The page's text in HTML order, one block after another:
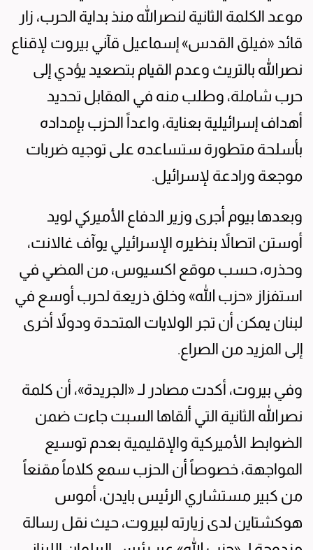
موعد الكلمة الثانية لنصرالله منذ بداية الحرب، زار
قائد «فيلق القدس» إسماعيل قآني بيروت لإقناع
نصرالله بالتريث وعدم القيام بتصعيد يؤدي إلى
حرب شاملة، وطلب منه في المقابل تحديد
أهداف إسرائيلية بعناية، واعداً الحزب بإمداده
بأسلحة متطورة ستساعده على توجيه ضربات
موجعة ورادعة لإسرائيل.
وبعدها بيوم أجرى وزير الدفاع الأميركي لويد
أوستن اتصالاً بنظيره الإسرائيلي يوآف غالانت،
وحذره، حسب موقع اكسيوس، من المضي في
استفزاز «حزب الله» وخلق ذريعة لحرب أوسع في
لبنان يمكن أن تجر الولايات المتحدة ودولاً أخرى
إلى المزيد من الصراع.
وفي بيروت، أكدت مصادر لـ «الجريدة»، أن كلمة
نصرالله الثانية التي ألقاها السبت جاءت ضمن
الضوابط الأميركية والإقليمية بعدم توسيع
المواجهة، خصوصاً أن الحزب سمع كلاماً مقنعاً
من كبير مستشاري الرئيس بايدن، أموس
هوكشتاين لدى زيارته لبيروت، حيث نقل رسالة